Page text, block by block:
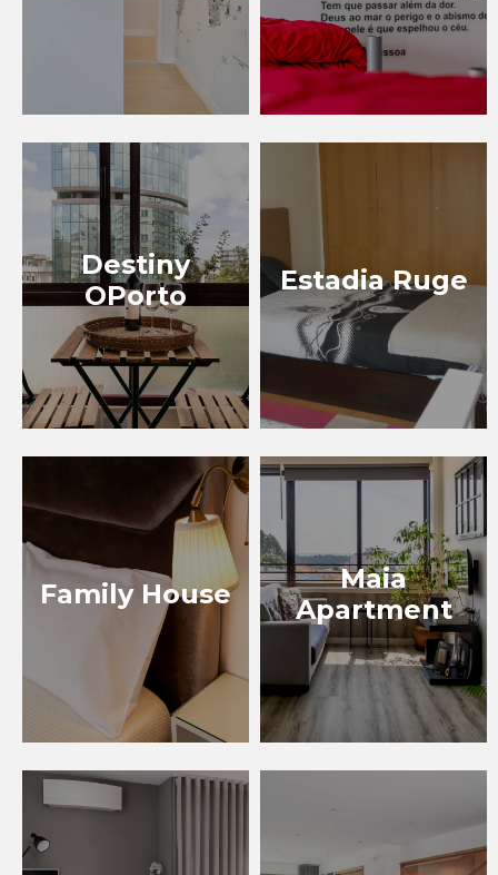
Destiny
OPorto
Estadia Ruge
Family House
Maia
Apartment